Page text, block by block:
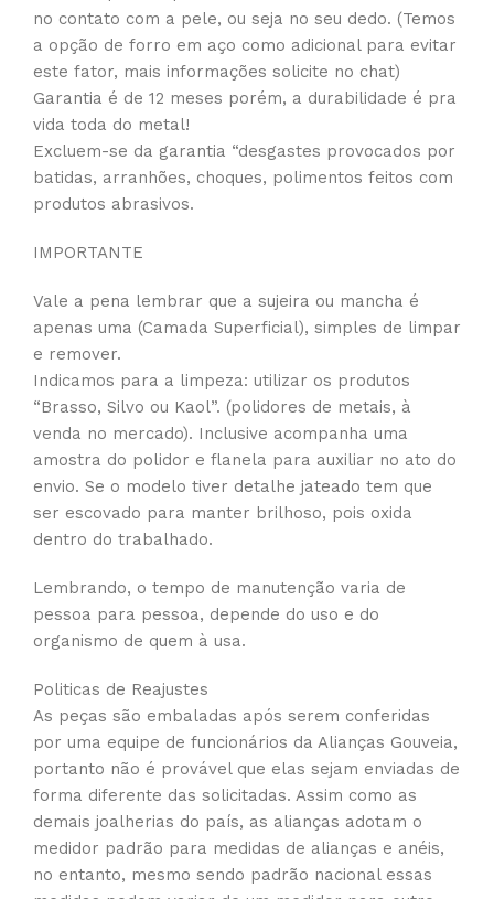
no contato com a pele, ou seja no seu dedo. (Temos
a opção de forro em aço como adicional para evitar
este fator, mais informações solicite no chat)
Garantia é de 12 meses porém, a durabilidade é pra
vida toda do metal!
Excluem-se da garantia “desgastes provocados por
batidas, arranhões, choques, polimentos feitos com
produtos abrasivos.
IMPORTANTE
Vale a pena lembrar que a sujeira ou mancha é
apenas uma (Camada Superficial), simples de limpar
e remover.
Indicamos para a limpeza: utilizar os produtos
“Brasso, Silvo ou Kaol”. (polidores de metais, à
venda no mercado). Inclusive acompanha uma
amostra do polidor e flanela para auxiliar no ato do
envio. Se o modelo tiver detalhe jateado tem que
ser escovado para manter brilhoso, pois oxida
dentro do trabalhado.
Lembrando, o tempo de manutenção varia de
pessoa para pessoa, depende do uso e do
organismo de quem à usa.
Politicas de Reajustes
As peças são embaladas após serem conferidas
por uma equipe de funcionários da Alianças Gouveia,
portanto não é provável que elas sejam enviadas de
forma diferente das solicitadas. Assim como as
demais joalherias do país, as alianças adotam o
medidor padrão para medidas de alianças e anéis,
no entanto, mesmo sendo padrão nacional essas